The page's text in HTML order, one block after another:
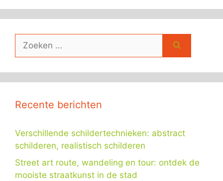
Zoek
Recente berichten
Verschillende schildertechnieken: abstract
schilderen, realistisch schilderen
Street art route, wandeling en tour: ontdek de
mooiste straatkunst in de stad